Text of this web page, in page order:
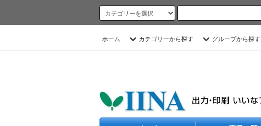
ホーム カテゴリーから探す グループから探す